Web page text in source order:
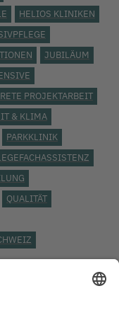
HELIOS KLINIKEN
JUBILÄUM
PROJEKTARBEIT
& KLIMA
PARKKLINIK
QUALITÄT